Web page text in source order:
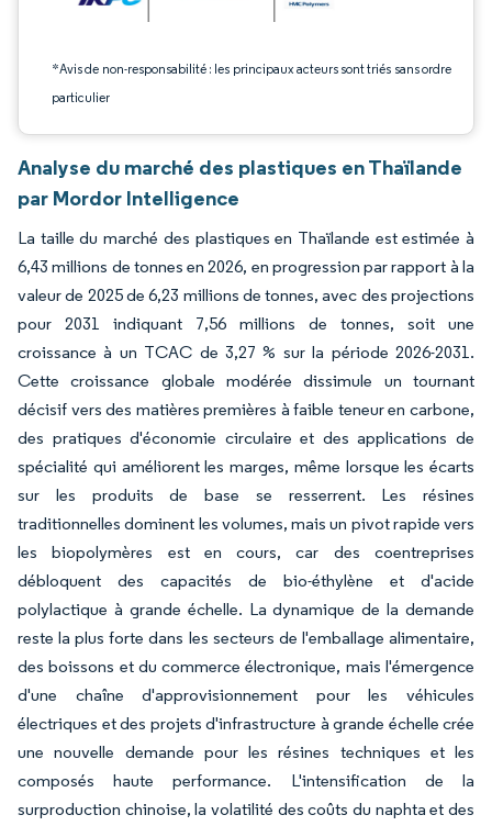
*Avis de non-responsabilité : les principaux acteurs sont triés sans ordre
particulier
Analyse du marché des plastiques en Thaïlande
par Mordor Intelligence
La taille du marché des plastiques en Thaïlande est estimée à
6,43 millions de tonnes en 2026, en progression par rapport à la
valeur de 2025 de 6,23 millions de tonnes, avec des projections
pour 2031 indiquant 7,56 millions de tonnes, soit une
croissance à un TCAC de 3,27 % sur la période 2026-2031.
Cette croissance globale modérée dissimule un tournant
décisif vers des matières premières à faible teneur en carbone,
des pratiques d'économie circulaire et des applications de
spécialité qui améliorent les marges, même lorsque les écarts
sur les produits de base se resserrent. Les résines
traditionnelles dominent les volumes, mais un pivot rapide vers
les biopolymères est en cours, car des coentreprises
débloquent des capacités de bio-éthylène et d'acide
polylactique à grande échelle. La dynamique de la demande
reste la plus forte dans les secteurs de l'emballage alimentaire,
des boissons et du commerce électronique, mais l'émergence
d'une chaîne d'approvisionnement pour les véhicules
électriques et des projets d'infrastructure à grande échelle crée
une nouvelle demande pour les résines techniques et les
composés haute performance. L'intensification de la
surproduction chinoise, la volatilité des coûts du naphta et des